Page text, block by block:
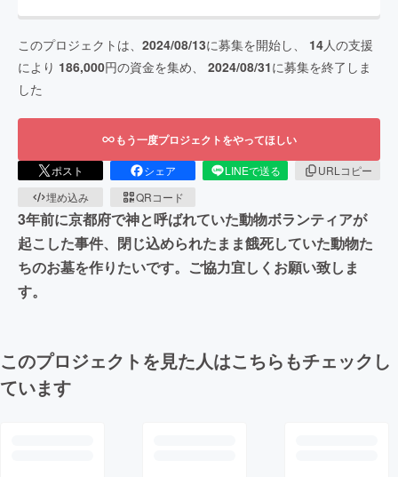
このプロジェクトは、 2024/08/13に募集を開始し、 14人の支援
により 186,000円の資金を集め、 2024/08/31に募集を終了しま
した
もう一度プロジェクトをやってほしい
ポスト シェア LINEで送る
URLコピー
埋め込み
QRコード
3年前に京都府で神と呼ばれていた動物ボランティアが
起こした事件、閉じ込められたまま餓死していた動物た
ちのお墓を作りたいです。ご協力宜しくお願い致しま
す。
このプロジェクトを見た人はこちらもチェックし
ています